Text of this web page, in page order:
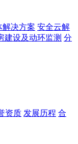
解决方案 安全云解
建设及动环监测 分
资质 发展历程 合